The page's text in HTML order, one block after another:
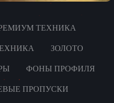
ТЕХНИКА
ЗОЛОТО
ФОНЫ ПРОФИЛЯ
ПРОПУСКИ